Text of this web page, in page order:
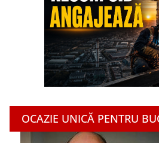
OCAZIE UNICĂ PENTRU